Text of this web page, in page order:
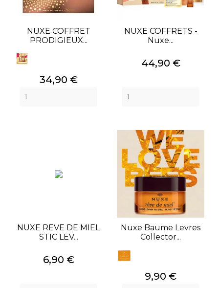
NUXE COFFRET
PRODIGIEUX...
Prix
34,90 €
NUXE COFFRETS -
Nuxe...
Prix
44,90 €
NUXE REVE DE MIEL
STIC LEV...
Prix
6,90 €
Nuxe Baume Levres
Collector...
Prix
9,90 €